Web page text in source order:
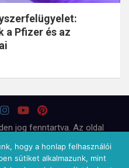
a Pfizer és az
jog fenntartva. Az oldal
orvossal, egészségügyi
sem a kezelést.
hogy a honlap felhasználói
sütiket alkalmazunk, mint